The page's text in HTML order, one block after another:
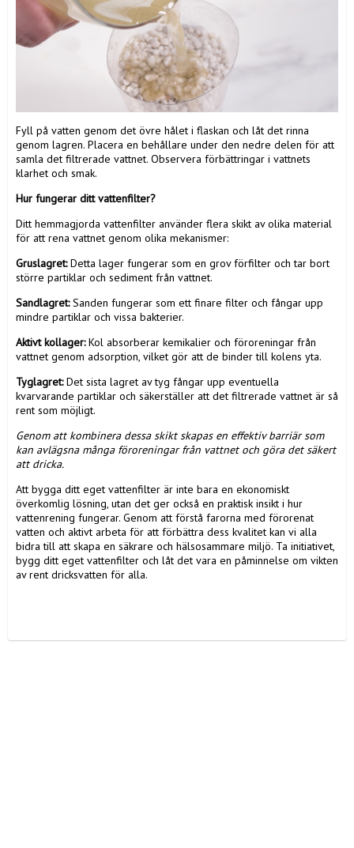
Fyll på vatten genom det övre hålet i flaskan och låt det rinna
genom lagren. Placera en behållare under den nedre delen för att
samla det filtrerade vattnet. Observera förbättringar i vattnets
klarhet och smak.
Hur fungerar ditt vattenfilter?
Ditt hemmagjorda vattenfilter använder flera skikt av olika material
för att rena vattnet genom olika mekanismer:
Gruslagret:Detta lager fungerar som en grov förfilter och tar bort
större partiklar och sediment från vattnet.
Sandlagret:Sanden fungerar som ett finare filter och fångar upp
mindre partiklar och vissa bakterier.
Aktivt kollager:Kol absorberar kemikalier och föroreningar från
vattnet genom adsorption, vilket gör att de binder till kolens yta.
Tyglagret:Det sista lagret av tyg fångar upp eventuella
kvarvarande partiklar och säkerställer att det filtrerade vattnet är så
rent som möjligt.
Genom att kombinera dessa skikt skapas en effektiv barriär som
kan avlägsna många föroreningar från vattnet och göra det säkert
att dricka.
Att bygga ditt eget vattenfilter är inte bara en ekonomiskt
överkomlig lösning, utan det ger också en praktisk insikt i hur
vattenrening fungerar. Genom att förstå farorna med förorenat
vatten och aktivt arbeta för att förbättra dess kvalitet kan vi alla
bidra till att skapa en säkrare och hälsosammare miljö. Ta initiativet,
bygg ditt eget vattenfilter och låt det vara en påminnelse om vikten
av rent dricksvatten för alla.